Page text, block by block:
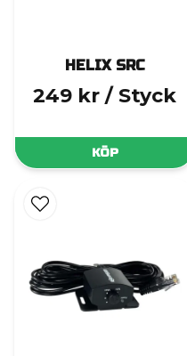
HELIX SRC
249 kr / Styck
KÖP